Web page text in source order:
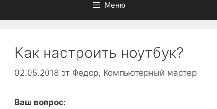
Меню
Как настроить ноутбук?
02.05.2018 от Федор, Компьютерный мастер
Ваш вопрос: